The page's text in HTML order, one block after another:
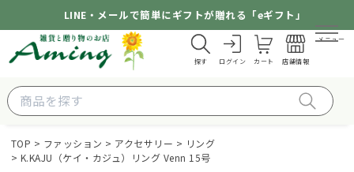
LINE・メールで簡単にギフトが贈れる「eギフト」
探す ログイン カート 店舗情報
メニュー
TOP ファッション アクセサリー
リング
K.KAJU（ケイ・カジュ）リング Venn 15号